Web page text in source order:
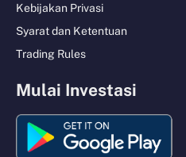
Kebijakan Privasi
Syarat dan Ketentuan
Trading Rules
Mulai Investasi